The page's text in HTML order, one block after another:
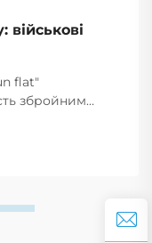
flat"
збройним
і екстрених